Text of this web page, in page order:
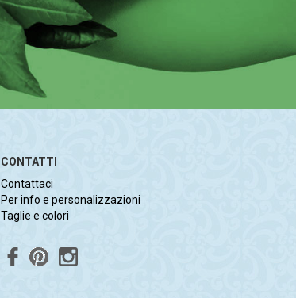
CONTATTI
Contattaci
Per info e personalizzazioni
Taglie e colori